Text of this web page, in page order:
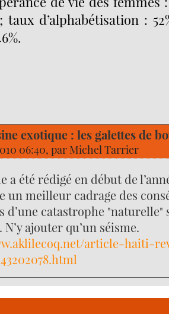
taux d’alphabétisation :
exotique : les galettes de
06:40, par Michel Tarrier
a été rédigé en début de
un meilleur cadrage des
d’une catastrophe "naturelle"
ajouter qu’un séisme.
article-haiti-